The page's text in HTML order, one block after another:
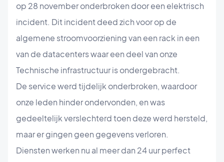
op 28 november onderbroken door een elektrisch
incident. Dit incident deed zich voor op de
algemene stroomvoorziening van een rack in een
van de datacenters waar een deel van onze
Technische infrastructuur is ondergebracht.
De service werd tijdelijk onderbroken, waardoor
onze leden hinder ondervonden, en was
gedeeltelijk verslechterd toen deze werd hersteld,
maar er gingen geen gegevens verloren.
Diensten werken nu al meer dan 24 uur perfect